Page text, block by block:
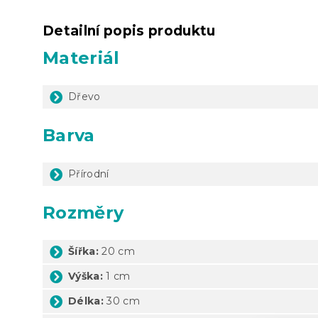
Detailní popis produktu
Materiál
Dřevo
Barva
Přírodní
Rozměry
Šířka: 20 cm
Výška: 1 cm
Délka: 30 cm